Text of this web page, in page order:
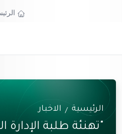
الرئيسية / الاخبار
"تهنئة طلبة الإدارة